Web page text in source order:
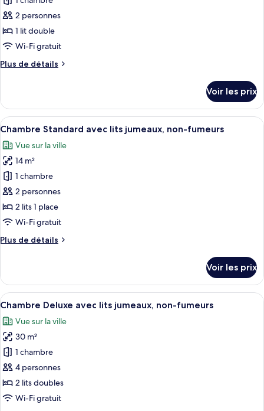
ce
type
de
chambre :
Chambre
fumeurs
(2
people)
2 personnes
1 lit double
Wi-Fi gratuit
Plus de détails
Plus
le
type
de
Chambre
Standard,
non-
fumeurs
(2
people)
Voir les prix
Afficher
toutes
les
photos
pour
ce
type
de
chambre :
Chambre
lits
jumeaux,
non-
fumeurs
14
Chambre Standard avec lits jumeaux, non-fumeurs
Vue sur la ville
14 m²
1 chambre
2 personnes
2 lits 1 place
Wi-Fi gratuit
Plus de détails
Plus
le
type
de
Chambre
Standard
avec
lits
jumeaux,
non-
fumeurs
Voir les prix
Afficher
toutes
les
photos
pour
ce
type
de
chambre :
Une chambre d’hôtel dotée d’une
14
Chambre Deluxe avec lits jumeaux, non-fumeurs
Vue sur la ville
30 m²
1 chambre
4 personnes
2 lits doubles
Wi-Fi gratuit